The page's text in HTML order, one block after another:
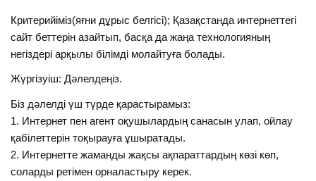
Критерийіміз(яғни дұрыс белгісі); Қазақстанда интернеттегі
сайт беттерін азайтып, басқа да жаңа технологияның
негіздері арқылы білімді молайтуға болады.
Жүргізуіш: Дәлелдеңіз.
Біз дәлелді үш түрде қарастырамыз:
1. Интернет пен агент оқушылардың санасын улап, ойлау
қабілеттерін тоқырауға ұшыратады.
2. Интернетте жаманды жақсы ақпараттардың көзі көп,
соларды ретімен орналастыру керек.